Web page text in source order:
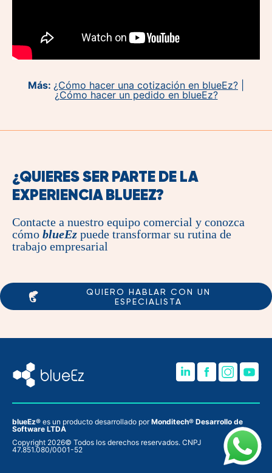
Más: ¿Cómo hacer una cotización en blueEz?
¿Cómo hacer un pedido en blueEz?
¿QUIERES SER PARTE DE LA
EXPERIENCIABLUEEZ?
Contacte a nuestro equipo comercial y conozca
cómo blueEz puede transformar su rutina de
trabajo empresarial
QUIERO HABLAR CON UN
ESPECIALISTA
blueEz® es un producto desarrollado porMonditech® Desarrollo de
Software LTDA
Copyright 2026© Todos los derechos reservados. CNPJ
47.851.080/0001-52